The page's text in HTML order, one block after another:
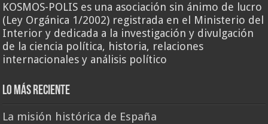
KOSMOS-POLIS es una asociación sin ánimo de lucro
(Ley Orgánica 1/2002) registrada en el Ministerio del
Interior y dedicada a la investigación y divulgación
de la ciencia política, historia, relaciones
internacionales y análisis político
Lo más reciente
La misión histórica de España